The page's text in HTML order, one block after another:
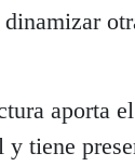
aporta
tiene